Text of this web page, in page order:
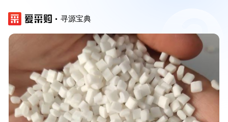
寻源宝典